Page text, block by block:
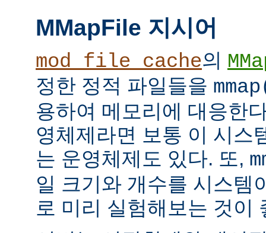
MMapFile 지시어
mod_file_cache의
정한 정적 파일들을
용하여 메모리에 대응한
영체제라면 보통 이 시스
는 운영체제도 있다. 또,
일 크기와 개수를 시스템
로 미리 실험해보는 것이